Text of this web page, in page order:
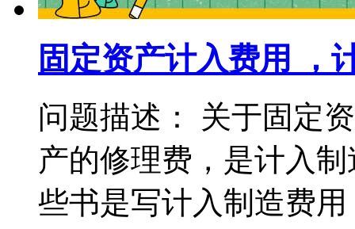
固定资产计入费用 ，
问题描述： 关于固定
产的修理费，是计入
些书是写计入制造费